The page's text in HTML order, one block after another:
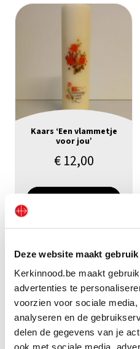
Deze website maakt
Kerkinnood.be maakt
advertenties te
voorzien voor sociale
analyseren en de
delen de gegevens van je
Kaars ‘Een vlammetje
voor jou’
€12,00